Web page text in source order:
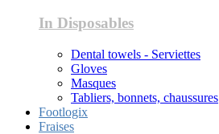
In Disposables
Dental towels - Serviettes
Gloves
Masques
Tabliers, bonnets, chaussures
Footlogix
Fraises